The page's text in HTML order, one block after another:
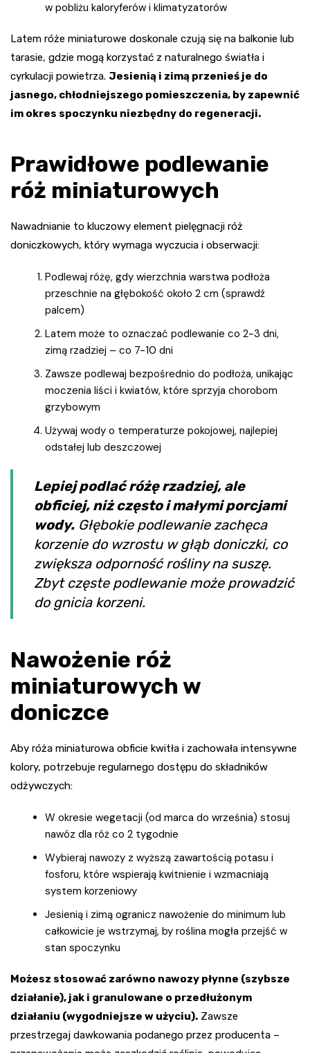
w pobliżu kaloryferów i klimatyzatorów
Latem róże miniaturowe doskonale czują się na balkonie lub
tarasie, gdzie mogą korzystać z naturalnego światła i
cyrkulacji powietrza. Jesienią i zimą przenieś je do
jasnego, chłodniejszego pomieszczenia, by zapewnić
im okres spoczynku niezbędny do regeneracji.
Prawidłowe podlewanie
róż miniaturowych
Nawadnianie to kluczowy element pielęgnacji róż
doniczkowych, który wymaga wyczucia i obserwacji:
Podlewaj różę, gdy wierzchnia warstwa podłoża
przeschnie na głębokość około 2 cm (sprawdź
palcem)
Latem może to oznaczać podlewanie co 2-3 dni,
zimą rzadziej – co 7-10 dni
Zawsze podlewaj bezpośrednio do podłoża, unikając
moczenia liści i kwiatów, które sprzyja chorobom
grzybowym
Używaj wody o temperaturze pokojowej, najlepiej
odstałej lub deszczowej
Lepiej podlać różę rzadziej, ale
obficiej, niż często i małymi porcjami
wody. Głębokie podlewanie zachęca
korzenie do wzrostu w głąb doniczki, co
zwiększa odporność rośliny na suszę.
Zbyt częste podlewanie może prowadzić
do gnicia korzeni.
Nawożenie róż
miniaturowych w
doniczce
Aby róża miniaturowa obficie kwitła i zachowała intensywne
kolory, potrzebuje regularnego dostępu do składników
odżywczych:
W okresie wegetacji (od marca do września) stosuj
nawóz dla róż co 2 tygodnie
Wybieraj nawozy z wyższą zawartością potasu i
fosforu, które wspierają kwitnienie i wzmacniają
system korzeniowy
Jesienią i zimą ogranicz nawożenie do minimum lub
całkowicie je wstrzymaj, by roślina mogła przejść w
stan spoczynku
Możesz stosować zarówno nawozy płynne (szybsze
działanie), jak i granulowane o przedłużonym
działaniu (wygodniejsze w użyciu). Zawsze
przestrzegaj dawkowania podanego przez producenta –